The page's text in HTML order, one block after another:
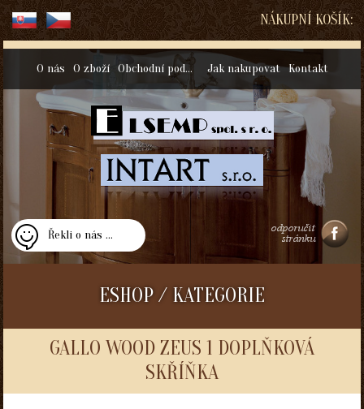
NÁKUPNÍ KOŠÍK:
Řekli o nás ...
O nás O zboží Obchodní podmínky Jak nakupovat Kontakt
GALLO WOOD ZEUS 1 DOPLŇKOVÁ
SKŘÍŇKA
ESHOP / KATEGORIE